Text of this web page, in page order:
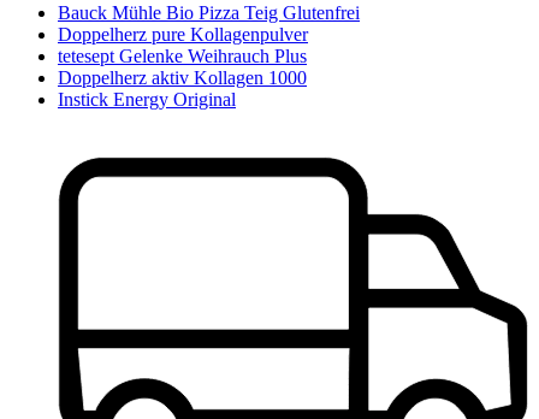
Bauck Mühle Bio Pizza Teig Glutenfrei
Doppelherz pure Kollagenpulver
tetesept Gelenke Weihrauch Plus
Doppelherz aktiv Kollagen 1000
Instick Energy Original